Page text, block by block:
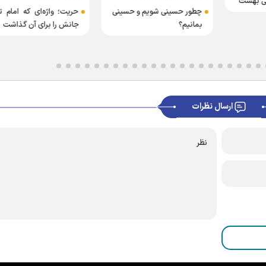
چطور حسینی شویم و حسینی
بمانیم؟
حریت؛ واژه‌ای که امام
جانش را برای آن گذاشت
ارسال نظرات